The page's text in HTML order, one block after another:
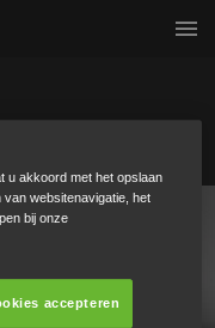
u akkoord met het opslaan
websitenavigatie, het
bij onze
accepteren